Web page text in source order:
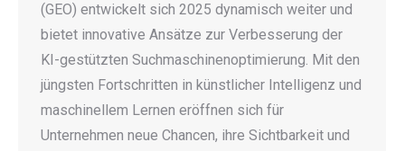
(GEO) entwickelt sich 2025 dynamisch weiter und
bietet innovative Ansätze zur Verbesserung der
KI-gestützten Suchmaschinenoptimierung. Mit den
jüngsten Fortschritten in künstlicher Intelligenz und
maschinellem Lernen eröffnen sich für
Unternehmen neue Chancen, ihre Sichtbarkeit und